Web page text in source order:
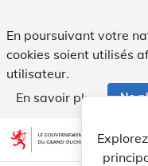
En poursuivant votre
cookies soient utilisés
utilisateur.
En savoir plus
Ne
Aller au contenu